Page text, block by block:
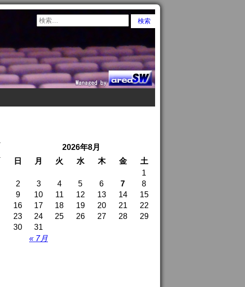
2026年8月
日
月 火 水 木 金 土
« 7月
1
2
3 4 5 6 7
8
9
10 11 12 13 14
15
16
17 18 19 20 21
22
23
24 25 26 27 28
29
30
31